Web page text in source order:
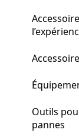
Outils
pannes